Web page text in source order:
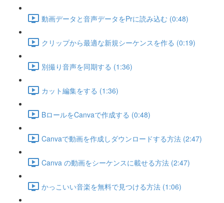
動画データと音声データをPrに読み込む (0:48)
クリップから最適な新規シーケンスを作る (0:19)
別撮り音声を同期する (1:36)
カット編集をする (1:36)
BロールをCanvaで作成する (0:48)
Canvaで動画を作成しダウンロードする方法 (2:47)
Canva の動画をシーケンスに載せる方法 (2:47)
かっこいい音楽を無料で見つける方法 (1:06)